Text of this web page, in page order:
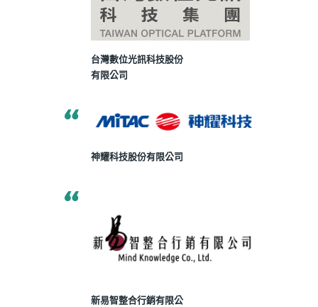
台灣數位光訊科技股份
有限公司
神耀科技股份有限公司
新易智整合行銷有限公